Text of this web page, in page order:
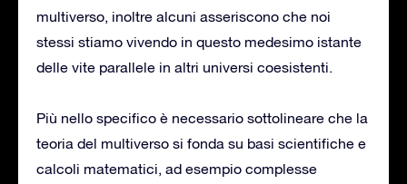
multiverso, inoltre alcuni asseriscono che noi
stessi stiamo vivendo in questo medesimo istante
delle vite parallele in altri universi coesistenti.
Più nello specifico è necessario sottolineare che la
teoria del multiverso si fonda su basi scientifiche e
calcoli matematici, ad esempio complesse